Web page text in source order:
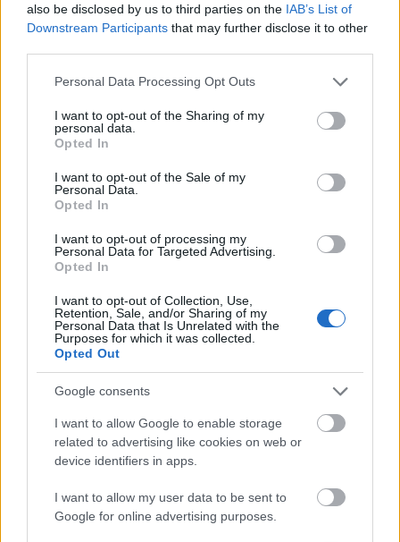
also be disclosed by us to third parties on the IAB’s List of
Downstream Participants that may further disclose it to other
Please note that this website/app uses one or more Google
not limited to your visit or usage behaviour. You may click to
grant or deny consent to Google and its third-party tags to
use your data for below specified purposes in below Google
consent section.
Personal Data Processing Opt Outs
I want to opt-out of the Sharing of my
personal data.
Opted In
I want to opt-out of the Sale of my
Personal Data.
Opted In
I want to opt-out of processing my
Personal Data for Targeted Advertising.
Opted In
I want to opt-out of Collection, Use,
Retention, Sale, and/or Sharing of my
Personal Data that Is Unrelated with the
Purposes for which it was collected.
Opted Out
Google consents
I want to allow Google to enable storage
related to advertising like cookies on web or
device identifiers in apps.
I want to allow my user data to be sent to
Google for online advertising purposes.
Vannak a pillanatok alatt kultikus státuszt elérő
bandák, őket bizonyos momentumok erre
predesztinálják: a nyilvánvaló bátorság, a ...
Bloodicide - Új dal a Bloodbath
október végén megjelenő lemezéről
•2018. szeptember 15.